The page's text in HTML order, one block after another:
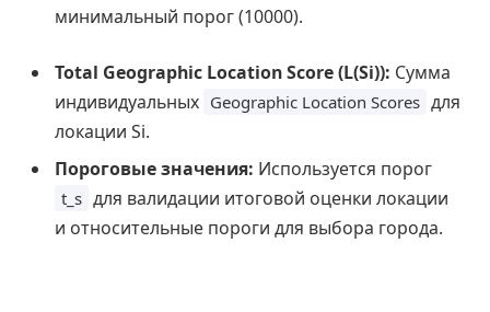
минимальный порог (10000).
Total Geographic Location Score (L(Si)): Сумма
индивидуальных Geographic Location Scores для
локации Si.
Пороговые значения: Используется порог
t_s для валидации итоговой оценки локации
и относительные пороги для выбора города.